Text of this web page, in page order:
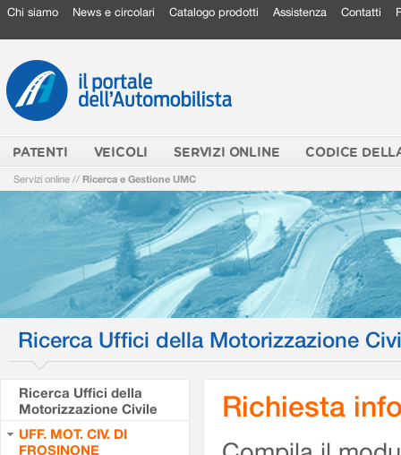
Chi siamo News e circolari Catalogo prodotti Assistenza Contatti
PATENTI VEICOLI SERVIZI ONLINE CODICE
Servizi online // Ricerca e Gestione UMC
Ricerca Uffici della Motorizzazione
Ricerca Uffici della
Motorizzazione Civile
UFF. MOT. CIV. DI
FROSINONE
Richiesta